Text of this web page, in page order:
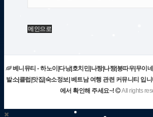
메인으로
베니뮤티 - 하노이|다낭|호치민|나짱|나짱|붕따우|무이
발소|클럽|맛집|숙소정보| 베트남 여행 관련 커뮤니티 입
에서 확인해 주세요~!
All rights